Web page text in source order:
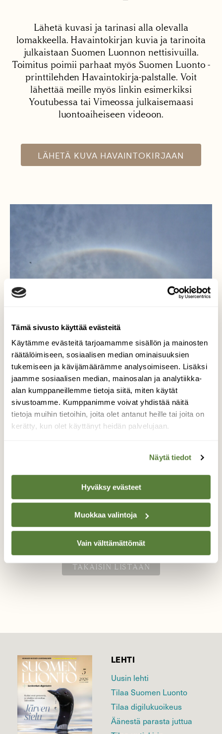
Tämä sivusto käyttää evästeitä
Käytämme evästeitä tarjoamamme sisällön ja mainosten
räätälöimiseen, sosiaalisen median ominaisuuksien
tukemiseen ja kävijämäärämme analysoimiseen. Lisäksi
jaamme sosiaalisen median, mainosalan ja analytiikka-
alan kumppaneillemme tietoja siitä, miten käytät
sivustoamme. Kumppanimme voivat yhdistää näitä
tietoja muihin tietoihin, joita olet antanut heille tai joita on
kerätty, kun olet käyttänyt heidän palvelujaan.
Näytä tiedot
Hyväksy evästeet
Muokkaa valintoja
Vain välttämättömät
Lähetä kuvasi ja tarinasi alla olevalla
lomakkeella. Havaintokirjan kuvia ja tarinoita
julkaistaan Suomen Luonnon nettisivuilla.
Toimitus poimii parhaat myös Suomen Luonto -
printtilehden Havaintokirja-palstalle. Voit
lähettää meille myös linkin esimerkiksi
Youtubessa tai Vimeossa julkaisemaasi
luontoaiheiseen videoon.
LÄHETÄ KUVA HAVAINTOKIRJAAN
Valoilmiö
Upea haloilmiö,taivaalla harsopilviä
TAKAISIN LISTAAN
LEHTI
Uusin lehti
Tilaa Suomen Luonto
Tilaa digilukuoikeus
Äänestä parasta juttua